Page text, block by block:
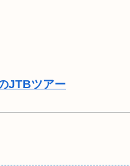
JTBツアー